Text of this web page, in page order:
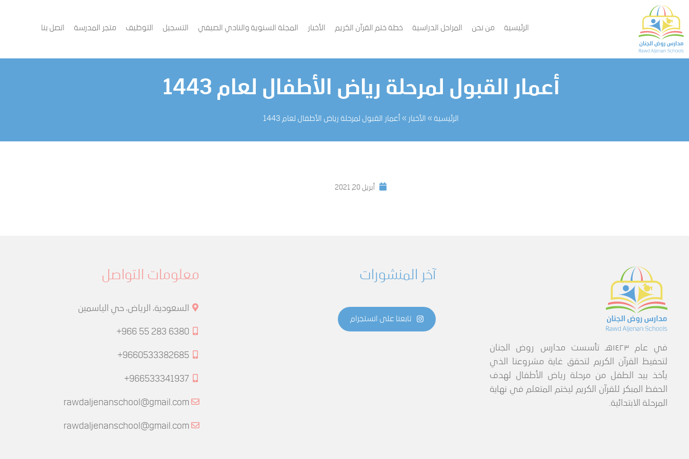
الرئيسية من نحن المراحل الدراسية خطة ختم القرآن الكريم الأخبار المجلة السنوية والنادي الصيفي التسجيل التوظيف متجر المدرسة اتصل بنا
أعمار القبول لمرحلة رياض الأطفال لعام 1443
الرئيسية » الأخبار» أعمار القبول لمرحلة رياض الأطفال لعام 1443
أبريل 20, 2021
في عام ١٤٢٣هـ تأسست مدارس روض الجنان
لتحفيظ القرآن الكريم لتحقق غاية مشروعنا الذي
يأخذ بيد الطفل من مرحلة رياض الأطفال لهدف
الحفظ المبكر للقرآن الكريم ليختم المتعلم في نهاية
المرحلة الابتدائية.
آخر المنشورات
تابعنا على انستجرام
معلومات التواصل
السعودية، الرياض، حي الياسمين
+966 55 283 6380
+9660533382685
+966533341937
rawdaljenanschool@gmail.com
rawdaljenanschool@gmail.com